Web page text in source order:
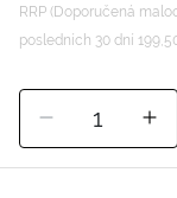
RRP (Doporučená
posledních 30 dní
1